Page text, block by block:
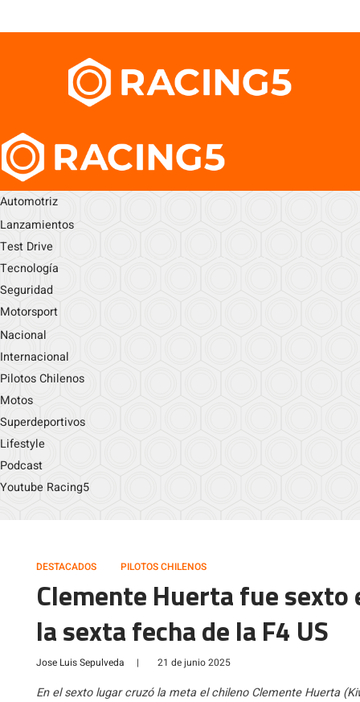
Automotriz
Lanzamientos
Test Drive
Tecnología
Seguridad
Motorsport
Nacional
Internacional
Pilotos Chilenos
Motos
Superdeportivos
Lifestyle
Podcast
Youtube Racing5
DESTACADOS PILOTOS CHILENOS
Clemente Huerta fue
la sexta fecha de la F4 US
Jose Luis Sepulveda | 21 de junio 2025
En el sexto lugar cruzó la meta el chileno Clemente Huerta